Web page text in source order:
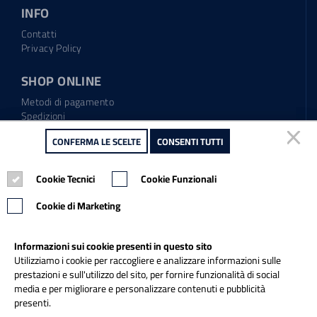
INFO
Contatti
Privacy Policy
SHOP ONLINE
Metodi di pagamento
Spedizioni
Regolamento garanzia
Diritto di recesso
Tel.: 0865.904373
Email:info@italiapulitasrl.it
CONFERMA LE SCELTE CONSENTI TUTTI
Cookie Tecnici
Cookie Funzionali
Cookie di Marketing
Informazioni sui cookie presenti in questo sito
Utilizziamo i cookie per raccogliere e analizzare informazioni sulle
prestazioni e sull'utilizzo del sito, per fornire funzionalità di social
media e per migliorare e personalizzare contenuti e pubblicità
presenti.
CONFERMA LE SCELTE CONSENTI TUTTI
Cookie Tecnici
Cookie Funzionali
Cookie di Marketing
Informazioni sui cookie presenti in questo sito
Utilizziamo i cookie per raccogliere e analizzare informazioni sulle
prestazioni e sull'utilizzo del sito, per fornire funzionalità di social
media e per migliorare e personalizzare contenuti e pubblicità
presenti.